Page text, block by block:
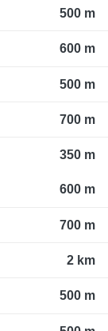
500 m
600 m
500 m
700 m
350 m
600 m
700 m
2 km
500 m